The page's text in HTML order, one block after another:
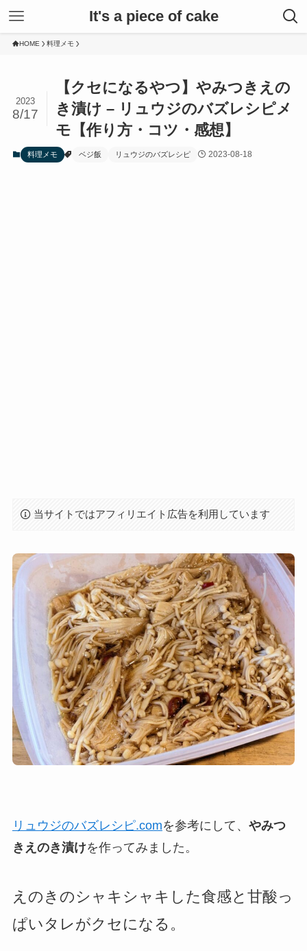
It's a piece of cake
HOME 料理メモ
【クセになるやつ】やみつきえの
き漬け – リュウジのバズレシピメ
モ【作り方・コツ・感想】
2023
8/17
料理メモ ベジ飯 リュウジのバズレシピ 2023-08-18
当サイトではアフィリエイト広告を利用しています
リュウジのバズレシピ.comを参考にして、 やみつ
きえのき漬けを作ってみました。
えのきのシャキシャキした食感と甘酸っ
ぱいタレがクセになる。